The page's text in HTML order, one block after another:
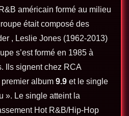
américain formé au milieu
était composé des
, Leslie Jones (1962-2013)
s’est formé en 1985 à
Ils signent chez RCA
album 9.9 et le single
». Le single atteint la
Hot R&B/Hip-Hop